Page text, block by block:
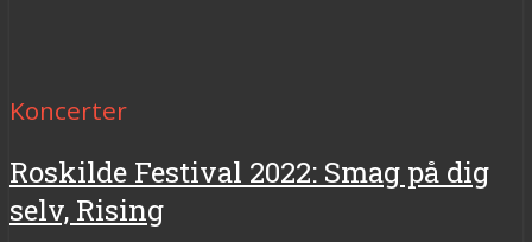
Koncerter
Roskilde Festival 2022: Smag på dig
selv, Rising